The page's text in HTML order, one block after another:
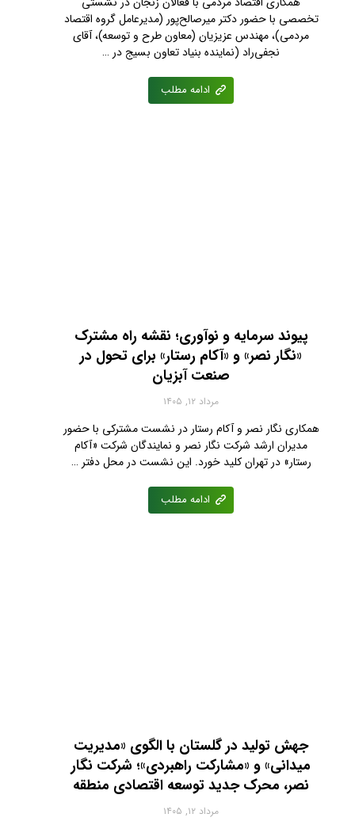
تخصصی با حضور دکتر میرصالح‌پور (مدیرعامل گروه اقتصاد
مردمی)، مهندس عزیزیان (معاون طرح و توسعه)، آقای
نجفی‌راد (نماینده بنیاد تعاون بسیج در …
ادامه مطلب
پیوند سرمایه و نوآوری؛ نقشه راه مشترک
«نگار نصر» و «آکام رستار» برای تحول در
صنعت آبزیان
مرداد ۱۲, ۱۴۰۵
همکاری نگار نصر و آکام رستار در نشست مشترکی با حضور
مدیران ارشد شرکت نگار نصر و نمایندگان شرکت «آکام
رستار» در تهران کلید خورد. این نشست در محل دفتر …
ادامه مطلب
جهش تولید در گلستان با الگوی «مدیریت
میدانی» و «مشارکت راهبردی»؛ شرکت نگار
نصر، محرک جدید توسعه اقتصادی منطقه
مرداد ۱۲, ۱۴۰۵